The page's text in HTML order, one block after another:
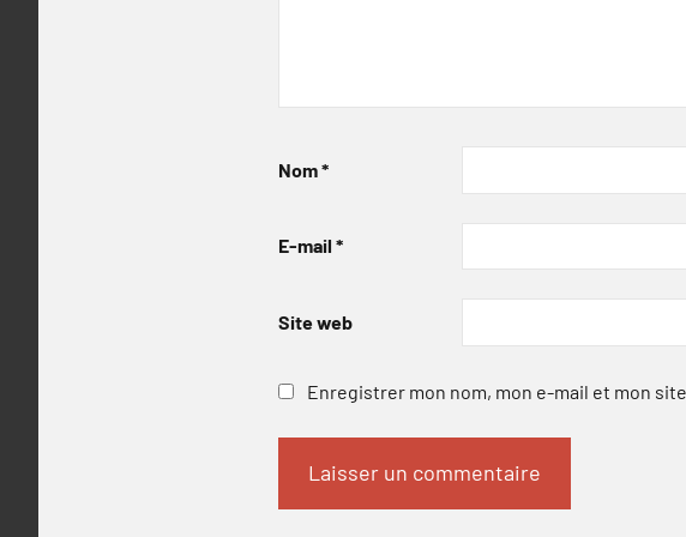
Nom*
E-mail *
Site web
Enregistrer mon nom, mon e-mail et mon